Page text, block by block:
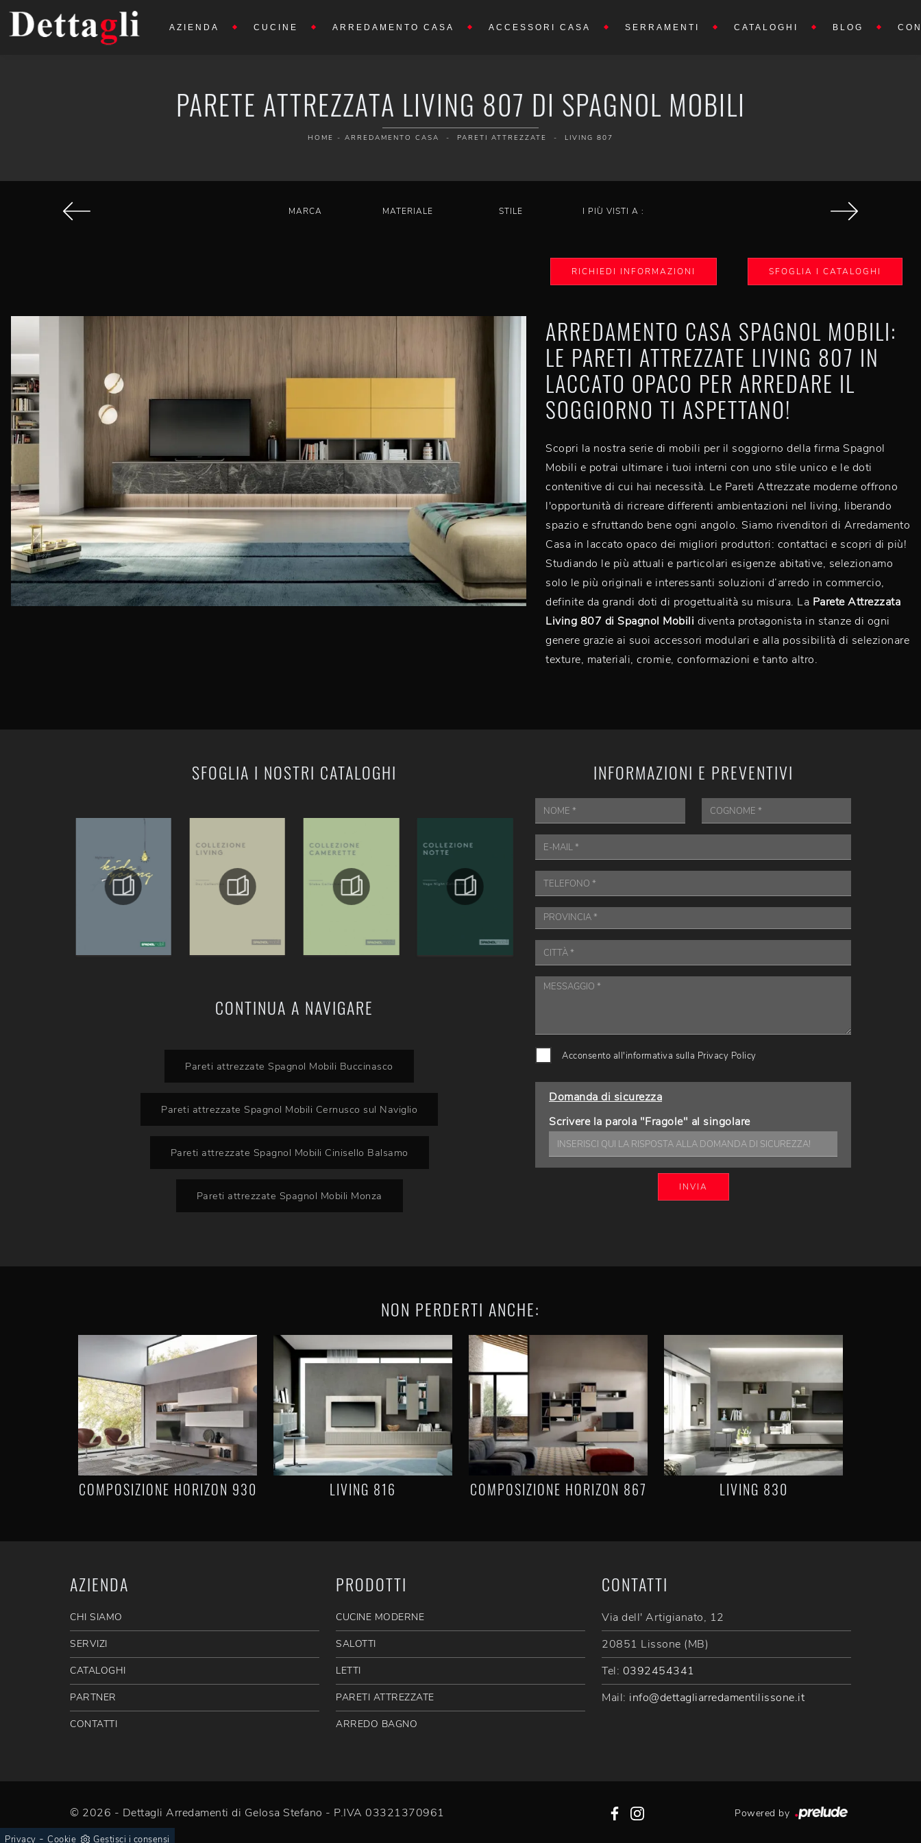
AZIENDA CUCINE ARREDAMENTO CASA ACCESSORI CASA SERRAMENTI CATALOGHI BLOG
PARETE ATTREZZATA LIVING 807 DI SPAGNOL MOBILI
HOME - ARREDAMENTO CASA - PARETI ATTREZZATE - LIVING 807
MARCA MATERIALE STILE I PIÙ VISTI A :
RICHIEDI INFORMAZIONI SFOGLIA I CATALOGHI
ARREDAMENTO CASA SPAGNOL MOBILI:
LE PARETI ATTREZZATE LIVING 807 IN
LACCATO OPACO PER ARREDARE IL
SOGGIORNO TI ASPETTANO!
Scopri la nostra serie di mobili per il soggiorno della firma Spagnol
Mobili e potrai ultimare i tuoi interni con uno stile unico e le doti
contenitive di cui hai necessità. Le Pareti Attrezzate moderne offrono
l'opportunità di ricreare differenti ambientazioni nel living, liberando
spazio e sfruttando bene ogni angolo. Siamo rivenditori di Arredamento
Casa in laccato opaco dei migliori produttori: contattaci e scopri di più!
Studiando le più attuali e particolari esigenze abitative, selezionamo
solo le più originali e interessanti soluzioni d’arredo in commercio,
definite da grandi doti di progettualità su misura. La Parete Attrezzata
Living 807 di Spagnol Mobili diventa protagonista in stanze di ogni
genere grazie ai suoi accessori modulari e alla possibilità di selezionare
texture, materiali, cromie, conformazioni e tanto altro.
SFOGLIA I NOSTRI CATALOGHI
CONTINUA A NAVIGARE
Pareti attrezzate Spagnol Mobili Buccinasco
Pareti attrezzate Spagnol Mobili Cernusco sul Naviglio
Pareti attrezzate Spagnol Mobili Cinisello Balsamo
Pareti attrezzate Spagnol Mobili Monza
INFORMAZIONI E PREVENTIVI
Acconsento all'informativa sulla Privacy Policy
Domanda di sicurezza
Scrivere la parola "Fragole" al singolare
INVIA
NON PERDERTI ANCHE:
COMPOSIZIONE HORIZON 930 LIVING 816 COMPOSIZIONE HORIZON 867 LIVING 830
AZIENDA
CHI SIAMO
SERVIZI
CATALOGHI
PARTNER
CONTATTI
PRODOTTI
CUCINE MODERNE
SALOTTI
LETTI
PARETI ATTREZZATE
ARREDO BAGNO
CONTATTI
Via dell' Artigianato, 12
20851 Lissone (MB)
Tel: 0392454341
Mail: info@dettagliarredamentilissone.it
© 2026 - Dettagli Arredamenti di Gelosa Stefano - P.IVA 03321370961 Powered by
Privacy - Cookie Gestisci i consensi